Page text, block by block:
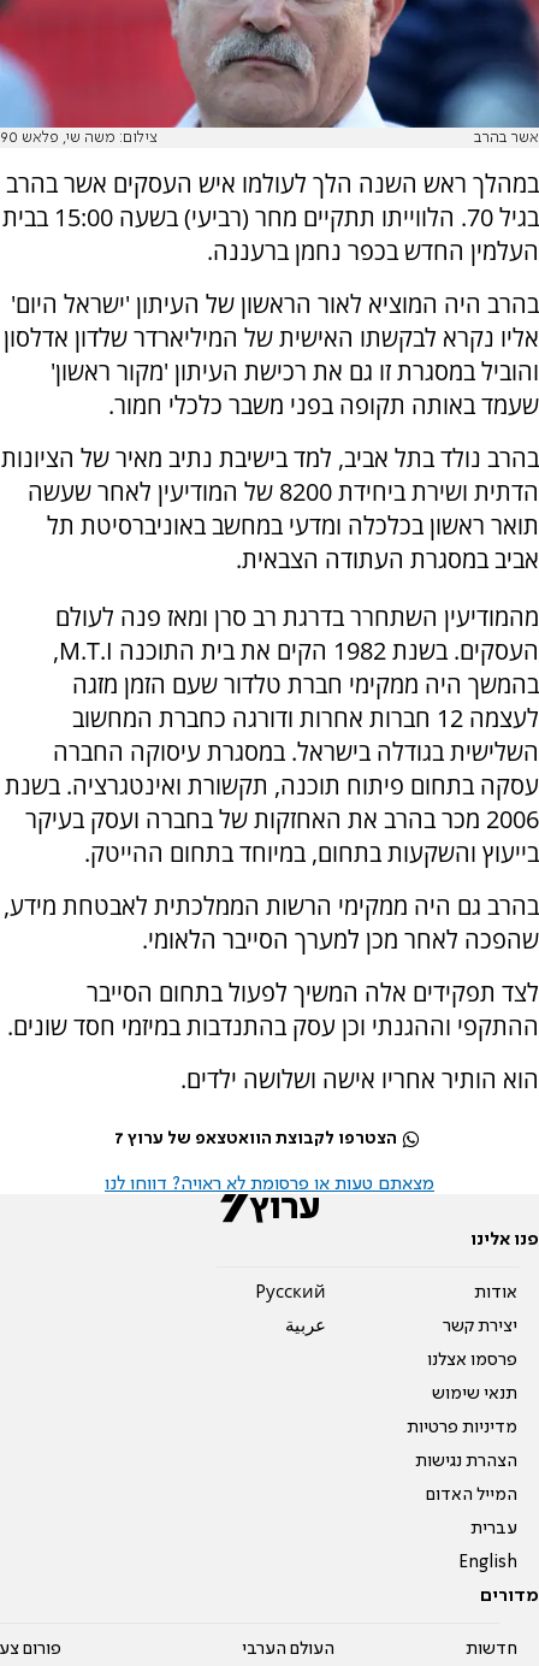
אשר בהרב צילום: משה שי, פלאש 90
במהלך ראש השנה הלך לעולמו איש העסקים אשר בהרב
בגיל 70. הלווייתו תתקיים מחר (רביעי) בשעה 15:00 בבית
העלמין החדש בכפר נחמן ברעננה.
בהרב היה המוציא לאור הראשון של העיתון 'ישראל היום'
אליו נקרא לבקשתו האישית של המיליארדר שלדון אדלסון
והוביל במסגרת זו גם את רכישת העיתון 'מקור ראשון'
שעמד באותה תקופה בפני משבר כלכלי חמור.
בהרב נולד בתל אביב, למד בישיבת נתיב מאיר של הציונות
הדתית ושירת ביחידת 8200 של המודיעין לאחר שעשה
תואר ראשון בכלכלה ומדעי במחשב באוניברסיטת תל
אביב במסגרת העתודה הצבאית.
מהמודיעין השתחרר בדרגת רב סרן ומאז פנה לעולם
העסקים. בשנת 1982 הקים את בית התוכנה M.T.I,
בהמשך היה ממקימי חברת טלדור שעם הזמן מזגה
לעצמה 12 חברות אחרות ודורגה כחברת המחשוב
השלישית בגודלה בישראל. במסגרת עיסוקה החברה
עסקה בתחום פיתוח תוכנה, תקשורת ואינטגרציה. בשנת
2006 מכר בהרב את האחזקות של בחברה ועסק בעיקר
בייעוץ והשקעות בתחום, במיוחד בתחום ההייטק.
בהרב גם היה ממקימי הרשות הממלכתית לאבטחת מידע,
שהפכה לאחר מכן למערך הסייבר הלאומי.
לצד תפקידים אלה המשיך לפעול בתחום הסייבר
ההתקפי וההגנתי וכן עסק בהתנדבות במיזמי חסד שונים.
הוא הותיר אחריו אישה ושלושה ילדים.
הצטרפו לקבוצת הוואטצאפ של ערוץ 7
מצאתם טעות או פרסומת לא ראויה? דווחו לנו
פנו אלינו
אודות
יצירת קשר
פרסמו אצלנו
תנאי שימוש
מדיניות פרטיות
הצהרת נגישות
המייל האדום
עברית
English
Pусский
عربية
מדורים
חדשות העולם הערבי פורום